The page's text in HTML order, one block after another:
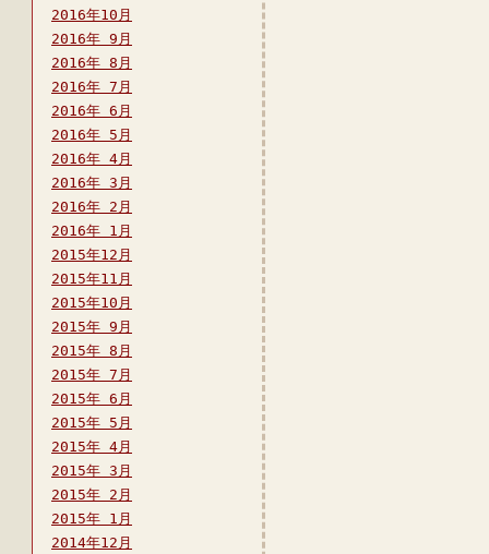
2016年10月
2016年 9月
2016年 8月
2016年 7月
2016年 6月
2016年 5月
2016年 4月
2016年 3月
2016年 2月
2016年 1月
2015年12月
2015年11月
2015年10月
2015年 9月
2015年 8月
2015年 7月
2015年 6月
2015年 5月
2015年 4月
2015年 3月
2015年 2月
2015年 1月
2014年12月